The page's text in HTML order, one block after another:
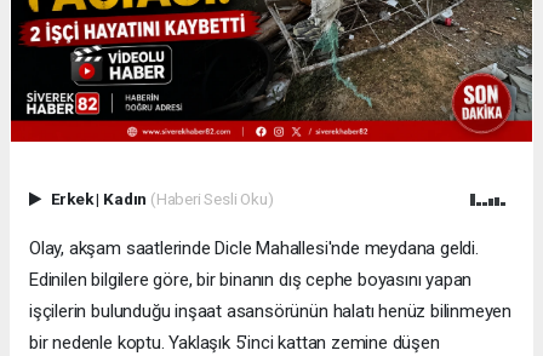
Erkek| Kadın (Haberi Sesli Oku)
Olay, akşam saatlerinde Dicle Mahallesi'nde meydana geldi.
Edinilen bilgilere göre, bir binanın dış cephe boyasını yapan
işçilerin bulunduğu inşaat asansörünün halatı henüz bilinmeyen
bir nedenle koptu. Yaklaşık 5'inci kattan zemine düşen